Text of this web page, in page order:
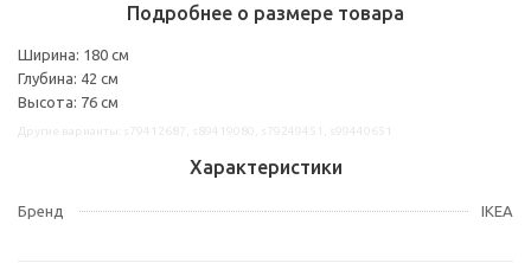
Подробнее о размере товара
Ширина: 180 см
Глубина: 42 см
Высота: 76 см
Характеристики
Бренд IKEA